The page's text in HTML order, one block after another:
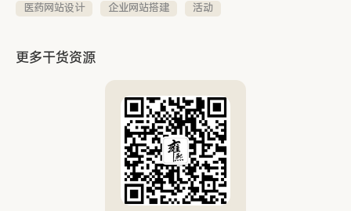
医药网站设计
企业网站搭建 活动
更多干货资源